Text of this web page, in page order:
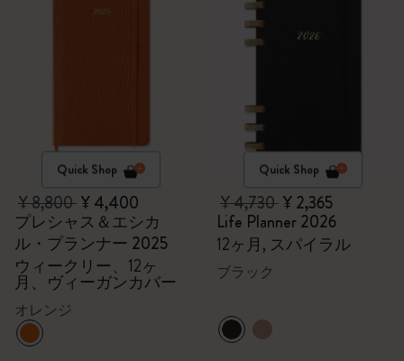
Quick Shop
¥ 8,800¥ 4,400
プレシャス＆エシカ
ル・プランナー 2025
ウィークリー、12ヶ
月、ヴィーガンカバー
オレンジ
Quick Shop
¥ 4,730¥ 2,365
Life Planner 2026
12ヶ月, スパイラル
ブラック